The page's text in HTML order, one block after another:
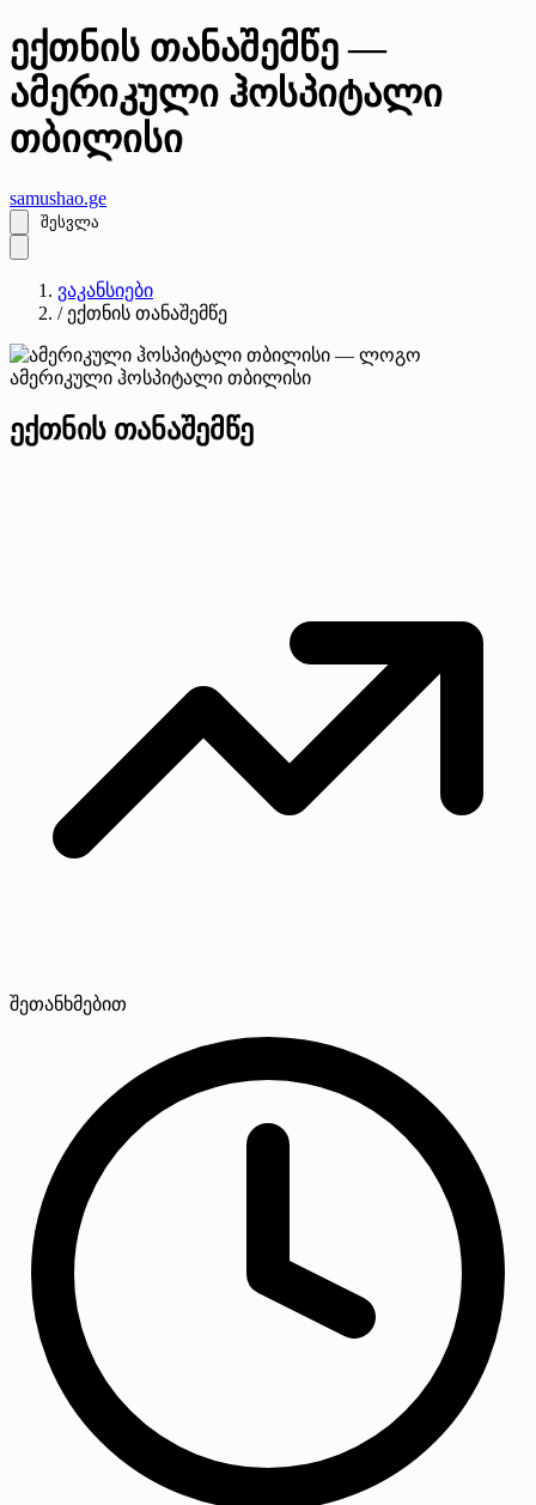
ექთნის თანაშემწე —
ამერიკული ჰოსპიტალი
თბილისი
samushao.ge
შესვლა
ვაკანსიები
/ ექთნის თანაშემწე
ამერიკული ჰოსპიტალი თბილისი
ექთნის თანაშემწე
შეთანხმებით